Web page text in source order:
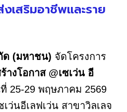
เสริมอาชีพและราย
ด (มหาชน) จัดโครงการ
งโอกาส @เซเว่น อี
25-29 พฤษภาคม 2569
ว่นอีเลฟเว่น สาขาวิลเลจ